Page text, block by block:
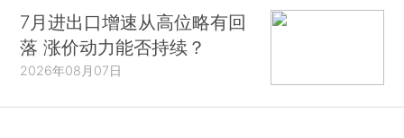
7月进出口增速从高位略有回
落 涨价动力能否持续？
2026年08月07日